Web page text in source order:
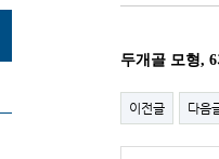
두개골 모형,
이전글 다음